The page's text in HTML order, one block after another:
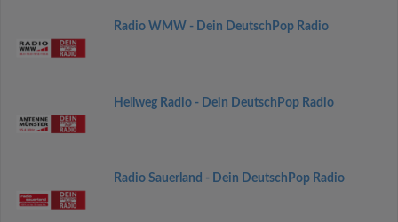
Radio WMW - Dein DeutschPop Radio
Hellweg Radio - Dein DeutschPop Radio
Radio Sauerland - Dein DeutschPop Radio